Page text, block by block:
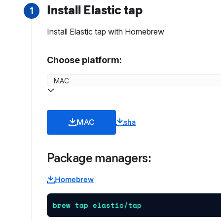
1 Install Elastic tap
Install Elastic tap with Homebrew
Choose platform:
MAC sha
Package managers:
Homebrew
brew tap elastic/tap